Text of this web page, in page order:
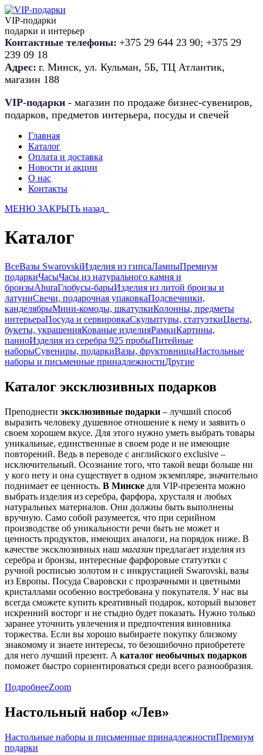
VIP-подарки
подарки и интерьер
Контактные телефоны: +375 29 644 23 90; +375 29
239 09 18
Адрес: г. Минск, ул. Кульман, 5Б, ТЦ Атлантик,
магазин 188
VIP-подарки - магазин по продаже бизнес-сувениров,
подарков, предметов интерьера, посуды и свечей
Главная
Каталог
Оплата и доставка
Новости и акции
О нас
Контакты
МЕНЮ ЗАКРЫТЬ назад
Каталог
ВсеВазы SwarovskiИзделия из гипсаЛампыПремиум
подаркиЧасыЧасы из натурального камня и
бронзыAhuraГлобусы-барыИзделия из литой бронзы и
латуниСвечи, подарочная упаковкаПодсвечники,
канделябрыМини-комоды, шкатулкиКолонны, предметы
интерьераПосуда и сервировкаСкульптуры, статуэткиЦветы,
букеты, украшенияКованые изделияРамкиКартины,
панноИзделия из серебра 925 пробыПитейные
наборыСувениры, подаркиВазы, фруктовницыНастольные
наборы и письменные принадлежностиДругие
Каталог эксклюзивных подарков
Преподнести эксклюзивные подарки – лучший способ
выразить человеку душевное отношение к нему и заявить о
своем хорошем вкусе. Для этого нужно уметь выбрать товары
уникальные, единственные в своем роде и не имеющие
повторений. Ведь в переводе с английского exclusive –
исключительный. Осознание того, что такой вещи больше ни
у кого нету и она существует в одном экземпляре, значительно
поднимает ее ценность. В Минске для VIP-презента можно
выбрать изделия из серебра, фарфора, хрусталя и любых
натуральных материалов. Они должны быть выполнены
вручную. Само собой разумеется, что при серийном
производстве об уникальности речи быть не может и
ценность продуктов, имеющих аналоги, на порядок ниже. В
качестве эксклюзивных наш магазин предлагает изделия из
серебра и бронзы, интересные фарфоровые статуэтки с
ручной росписью золотом и с инкрустацией Swarovski, вазы
из Европы. Посуда Сваровски с прозрачными и цветными
кристаллами особенно востребована у покупателя. У нас вы
всегда сможете купить креативный подарок, который вызовет
искренний восторг и не стыдно будет показать. Нужно только
заранее уточнить увлечения и предпочтения виновника
торжества. Если вы хорошо выбираете покупку близкому
знакомому и знаете интересы, то безошибочно приобретете
для него лучший презент. А каталог необычных подарков
поможет быстро сориентироваться среди всего разнообразия.
ПодробнееZoom
Настольный набор «Лев»
Настольные наборы и письменные принадлежностиПремиум
подарки